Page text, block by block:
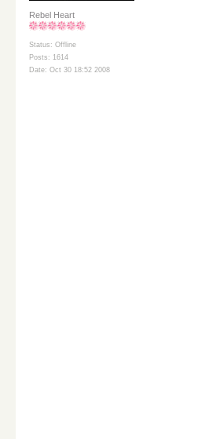
Rebel Heart
Status: Offline
Posts: 1614
Date: Oct 30 18:52 2008